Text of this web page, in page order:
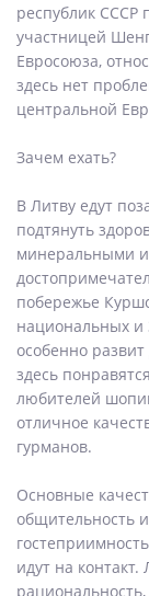
республик СССР
участницей
Евросоюза,
здесь нет
центральной
Зачем ехать?
В Литву едут
подтянуть
минеральными
побережье
национальных и
особенно
здесь
любителей
отличное
гурманов.
Основные
общительность
идут на